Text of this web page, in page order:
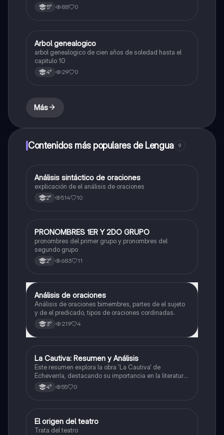
5° 88 0
Lengua
Arbol genealogico
arbol genealogico de cien años de soledad hasta el
capitulo 10
4° 29 0
Más
Contenidos más populares de Lengua 9
Lengua
Análisis sintáctico de oraciones
explicación de el análisis de oraciones
2° 514 10
Lengua
PRONOMBRES 1ER Y 2DO GRUPO
pronombres del primer grupo y pronombres del
segundo grupo
2° 683 11
Lengua
Análisis de oraciones
Análisis de oraciones bimembres, partes de el sujeto
y de el predicado, tipos de oraciones cordinadas.
3° 219 4
Lengua
La Cautiva: Resumen y Análisis
Este resumen explora la obra 'La Cautiva' de
Echeverría, destacando su importancia en la literatura
argentina y su narrativa sobre el amor, el sufrimiento y
la violencia en la frontera.
4° 55 0
Lengua
El origen del teatro
Trata del teatro